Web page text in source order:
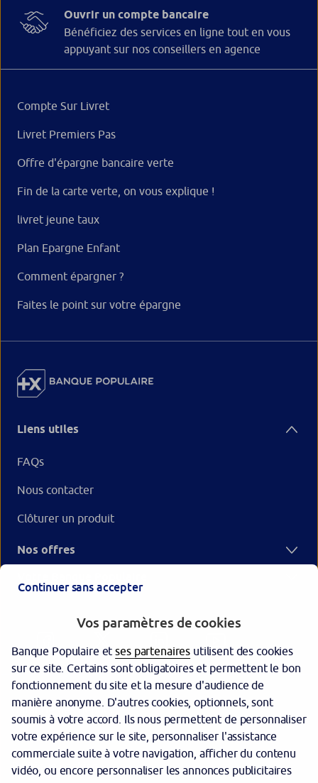
Ouvrir un compte bancaire
Bénéficiez des services en ligne tout en vous
appuyant sur nos conseillers en agence
Compte Sur Livret
Livret Premiers Pas
Offre d'épargne bancaire verte
Fin de la carte verte, on vous explique !
livret jeune taux
Plan Epargne Enfant
Comment épargner ?
Faites le point sur votre épargne
Liens utiles
FAQs
Nous contacter
Clôturer un produit
Nos offres
Garantie des dépôts
Protection des données personnelles
Politique cookies
Continuer sans accepter
Vos paramètres de cookies
Banque Populaire etses partenaires utilisent des cookies
sur ce site. Certains sont obligatoires et permettent le bon
fonctionnement du site et la mesure d'audience de
manière anonyme. D'autres cookies, optionnels, sont
soumis à votre accord. Ils nous permettent de personnaliser
votre expérience sur le site, personnaliser l'assistance
commerciale suite à votre navigation, afficher du contenu
vidéo, ou encore personnaliser les annonces publicitaires